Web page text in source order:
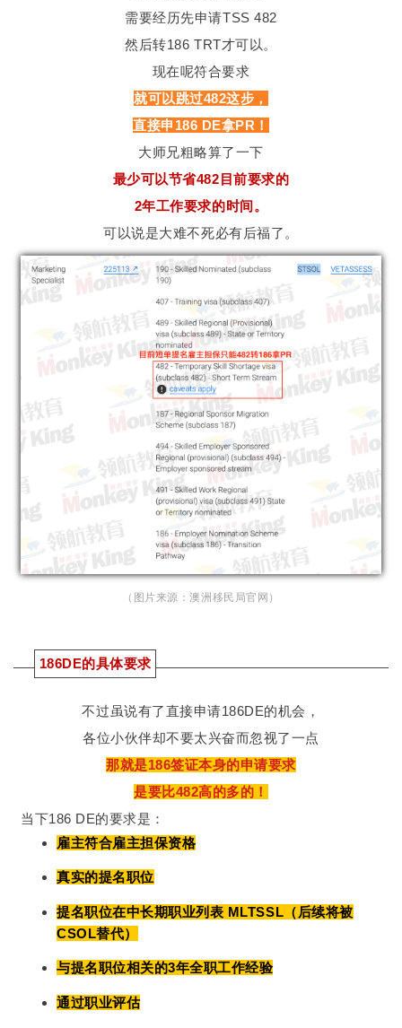
需要经历先申请TSS 482
然后转186 TRT才可以。
现在呢符合要求
就可以跳过482这步，
直接申186 DE拿PR！
大师兄粗略算了一下
最少可以节省482目前要求的
2年工作要求的时间。
可以说是大难不死必有后福了。
（图片来源：澳洲移民局官网）
186DE的具体要求
不过虽说有了直接申请186DE的机会，
各位小伙伴却不要太兴奋而忽视了一点
那就是186签证本身的申请要求
是要比482高的多的！
当下186 DE的要求是：
雇主符合雇主担保资格
真实的提名职位
提名职位在中长期职业列表 MLTSSL（后续将被
CSOL替代）
与提名职位相关的3年全职工作经验
通过职业评估